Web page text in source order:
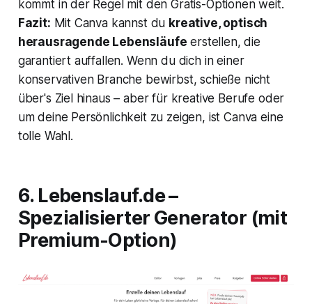
kommt in der Regel mit den Gratis-Optionen weit.
Fazit: Mit Canva kannst du kreative, optisch
herausragende Lebensläufe erstellen, die
garantiert auffallen. Wenn du dich in einer
konservativen Branche bewirbst, schieße nicht
über's Ziel hinaus – aber für kreative Berufe oder
um deine Persönlichkeit zu zeigen, ist Canva eine
tolle Wahl.
6. Lebenslauf.de –
Spezialisierter Generator (mit
Premium-Option)